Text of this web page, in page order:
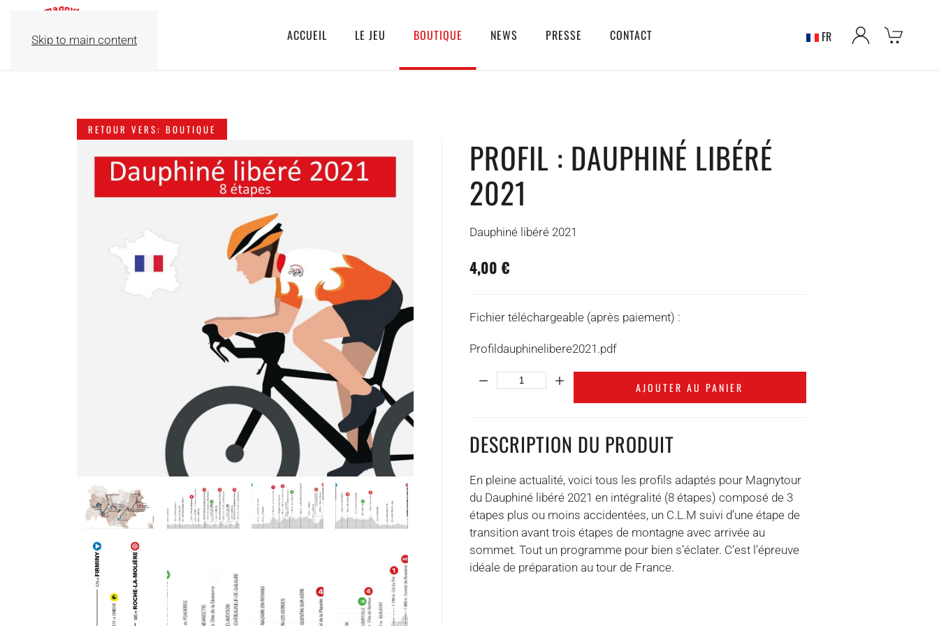
Skip to main content ACCUEIL LE JEU BOUTIQUE NEWS PRESSE CONTACT FR
RETOUR VERS: BOUTIQUE
PROFIL : DAUPHINÉ LIBÉRÉ
2021
Dauphiné libéré 2021
4,00 €
Fichier téléchargeable (après paiement) :
Profildauphinelibere2021.pdf
Quantité:
AJOUTER AU PANIER
DESCRIPTION DU PRODUIT
En pleine actualité, voici tous les profils adaptés pour Magnytour
du Dauphiné libéré 2021 en intégralité (8 étapes) composé de 3
étapes plus ou moins accidentées, un C.L.M suivi d’une étape de
transition avant trois étapes de montagne avec arrivée au
sommet. Tout un programme pour bien s’éclater. C’est l’épreuve
idéale de préparation au tour de France.